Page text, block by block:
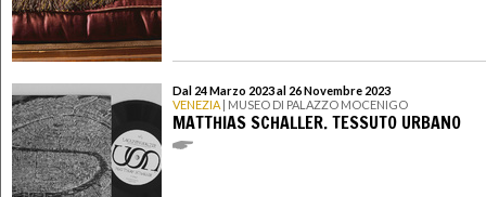
Dal 24 Marzo 2023 al 26 Novembre 2023
VENEZIA | MUSEO DI PALAZZO MOCENIGO
MATTHIAS SCHALLER. TESSUTO URBANO